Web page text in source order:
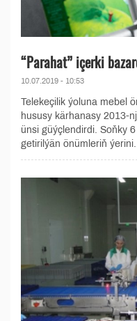
“Parahat” içerki
10.07.2019 - 10:53
Telekeçilik ýoluna mebel
hususy kärhanasy 2013-
ünsi güýçlendirdi. Soňky
getirilýän önümleriň ýerini...